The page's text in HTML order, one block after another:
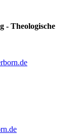
- Theologische